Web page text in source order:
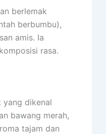
berlemak
berbumbu),
amis. Ia
rasa.
yang dikenal
bawang merah,
tajam dan